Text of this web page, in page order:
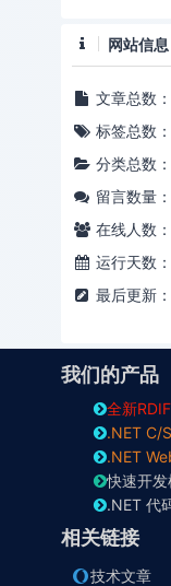
网站信息
文章总数
标签总数
分类总数
留言数量
在线人数：
运行天数
最后更新
我们的产品
全新
.NET C/
.NET
快速开
.NET 代
相关链接
技术文章